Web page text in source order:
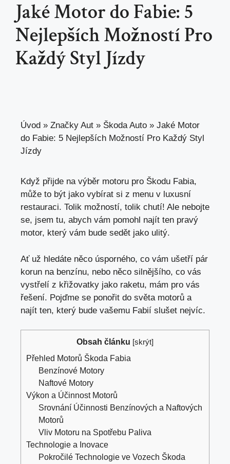
Jaké Motor do Fabie: 5
Nejlepších Možností Pro
Každý Styl Jízdy
Úvod » Značky Aut » Škoda Auto » Jaké Motor
do Fabie: 5 Nejlepších Možností Pro Každý Styl
Jízdy
Když přijde na výběr motoru pro Škodu Fabia,
může to být jako vybírat si z menu v luxusní
restauraci. Tolik možností, tolik chutí! Ale nebojte
se, jsem tu, abych vám pomohl najít ten pravý
motor, který vám bude sedět jako ulitý.
Ať už hledáte něco úsporného, co vám ušetří pár
korun na benzínu, nebo něco silnějšího, co vás
vystřelí z křižovatky jako raketu, mám pro vás
řešení. Pojďme se ponořit do světa motorů a
najít ten, který bude vašemu Fabií slušet nejvíc.
Obsah článku [skrýt]
Přehled Motorů Škoda Fabia
Benzínové Motory
Naftové Motory
Výkon a Účinnost Motorů
Srovnání Účinnosti Benzínových a Naftových
Motorů
Vliv Motoru na Spotřebu Paliva
Technologie a Inovace
Pokročilé Technologie ve Vozech Škoda